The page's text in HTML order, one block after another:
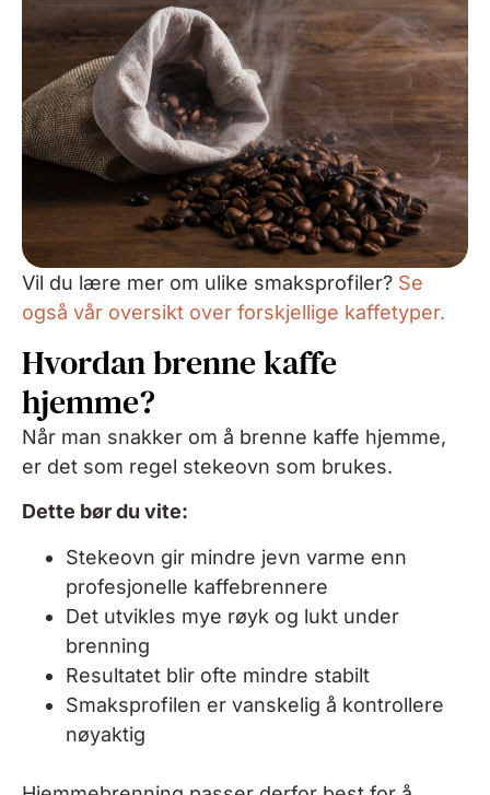
Vil du lære mer om ulike smaksprofiler? Se
også vår oversikt over forskjellige kaffetyper.
Hvordan brenne kaffe
hjemme?
Når man snakker om å brenne kaffe hjemme,
er det som regel stekeovn som brukes.
Dette bør du vite:
Stekeovn gir mindre jevn varme enn
profesjonelle kaffebrennere
Det utvikles mye røyk og lukt under
brenning
Resultatet blir ofte mindre stabilt
Smaksprofilen er vanskelig å kontrollere
nøyaktig